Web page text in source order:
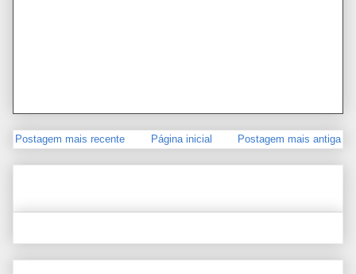
Postagem mais recente Postagem mais antiga
Página inicial